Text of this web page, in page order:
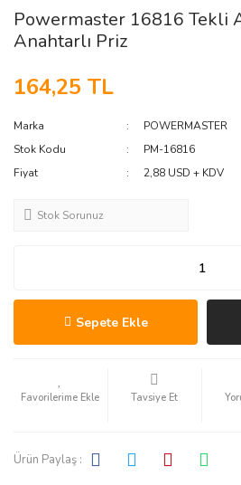
Powermaster 16816 Tekli
Anahtarlı Priz
164,25 TL
Marka
POWERMASTER
Stok Kodu
PM-16816
Fiyat
2,88 USD + KDV
Stok Sorunuz
Sepete Ekle
Tavsiye Et
Ürün Paylaş :